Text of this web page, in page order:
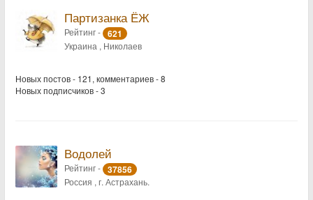
Партизанка ЁЖ
Рейтинг - 621
Украина , Николаев
Новых постов - 121, комментариев - 8
Новых подписчиков - 3
Водолей
Рейтинг - 37856
Россия , г. Астрахань.